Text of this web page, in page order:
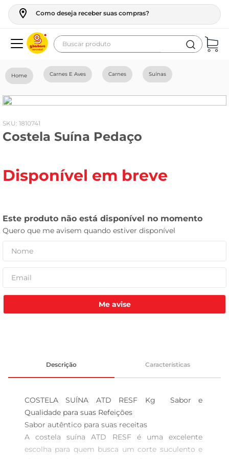
Como deseja receber suas compras?
Buscar produto
Carnes E Aves Carnes Suínas
: 1810741
Costela Suína Pedaço
Disponível em breve
Me avise
Descrição Características
COSTELA SUÍNA ATD RESF Kg  Sabor e
Qualidade para suas Refeições
Sabor autêntico para suas receitas
A costela suína ATD RESF é uma excelente
escolha para quem busca um corte suculento e
geladeira
fogao
café
frango
tv